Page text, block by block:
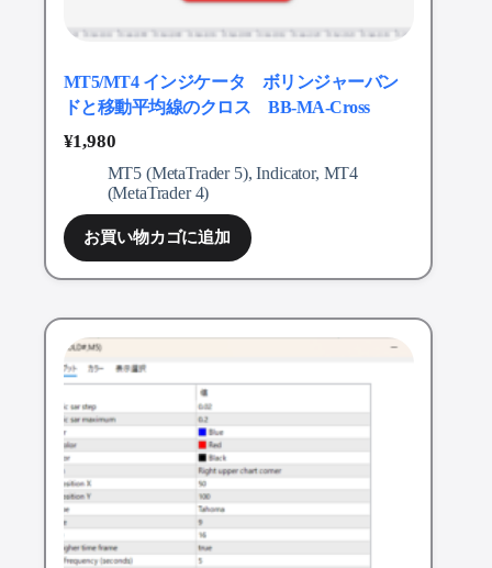
MT5/MT4 インジケータ ボリンジャーバン
ドと移動平均線のクロス BB-MA-Cross
¥1,980
MT5 (MetaTrader 5),Indicator, MT4
(MetaTrader 4)
お買い物カゴに追加